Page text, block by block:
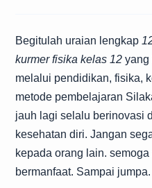
Begitulah uraian lengkap
kurmer fisika kelas 12 yang
melalui pendidikan, fisika,
metode pembelajaran
jauh lagi selalu berinovasi
kesehatan diri. Jangan
kepada orang lain.
bermanfaat. Sampai jumpa.